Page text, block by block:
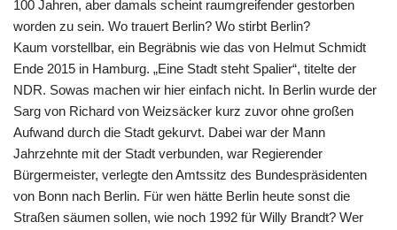
100 Jahren, aber damals scheint raumgreifender gestorben
worden zu sein. Wo trauert Berlin? Wo stirbt Berlin?
Kaum vorstellbar, ein Begräbnis wie das von Helmut Schmidt
Ende 2015 in Hamburg. „Eine Stadt steht Spalier“, titelte der
NDR. Sowas machen wir hier einfach nicht. In Berlin wurde der
Sarg von Richard von Weizsäcker kurz zuvor ohne großen
Aufwand durch die Stadt gekurvt. Dabei war der Mann
Jahrzehnte mit der Stadt verbunden, war Regierender
Bürgermeister, verlegte den Amtssitz des Bundespräsidenten
von Bonn nach Berlin. Für wen hätte Berlin heute sonst die
Straßen säumen sollen, wie noch 1992 für Willy Brandt? Wer